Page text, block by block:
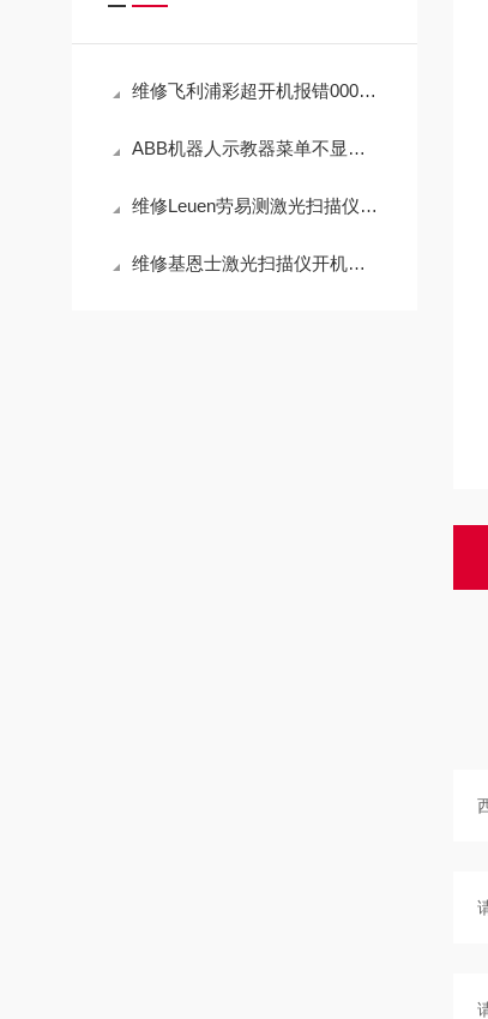
维修飞利浦彩超开机报错0001进不去系统（包修好故障）
ABB机器人示教器菜单不显示解决方法
维修Leuen劳易测激光扫描仪上电不显示指示灯（包修好）
维修基恩士激光扫描仪开机报警0051系统错误（包修好）